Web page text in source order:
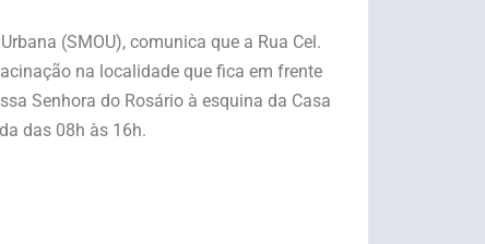
(SMOU), comunica que a Rua Cel.
na localidade que fica em frente
Senhora do Rosário à esquina da Casa
das 08h às 16h.